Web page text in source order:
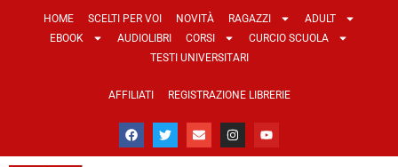
HOME SCELTI PER VOI NOVITÀ RAGAZZI
ADULT
EBOOK
AUDIOLIBRI CORSI
CURCIO SCUOLA
TESTI UNIVERSITARI
AFFILIATI REGISTRAZIONE LIBRERIE